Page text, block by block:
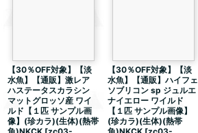
【30％OFF対象】【淡
水魚】【通販】激レア
ハステータスカラシン
マットグロッソ産 ワイ
ルド【１匹 サンプル画
像】(珍カラ)(生体)(熱帯
【30％OFF対象】【淡
水魚】【通販】ハイフェ
ソブリコン sp ジュルエ
ナイエロー ワイルド
【１匹 サンプル画像】
(珍カラ)(生体)(熱帯